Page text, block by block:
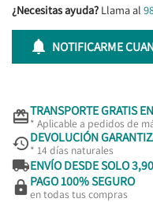
¿Necesitas ayuda? Llama al
 NOTIFICARME
TRANSPORTE GRATIS
* Aplicable a pedidos de
DEVOLUCIÓN
* 14 días naturales
ENVÍO DESDE SOLO
 PAGO 100% SEGURO
en todas tus compras